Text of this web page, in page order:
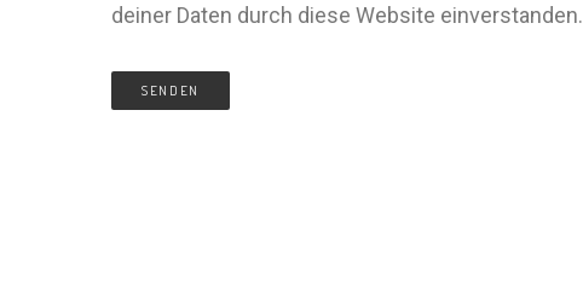
deiner Daten durch diese Website einverstanden.